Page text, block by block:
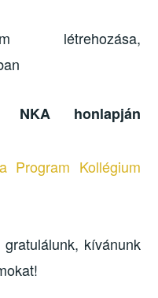
létrehozása,
honlapján
Program Kollégium
kívánunk